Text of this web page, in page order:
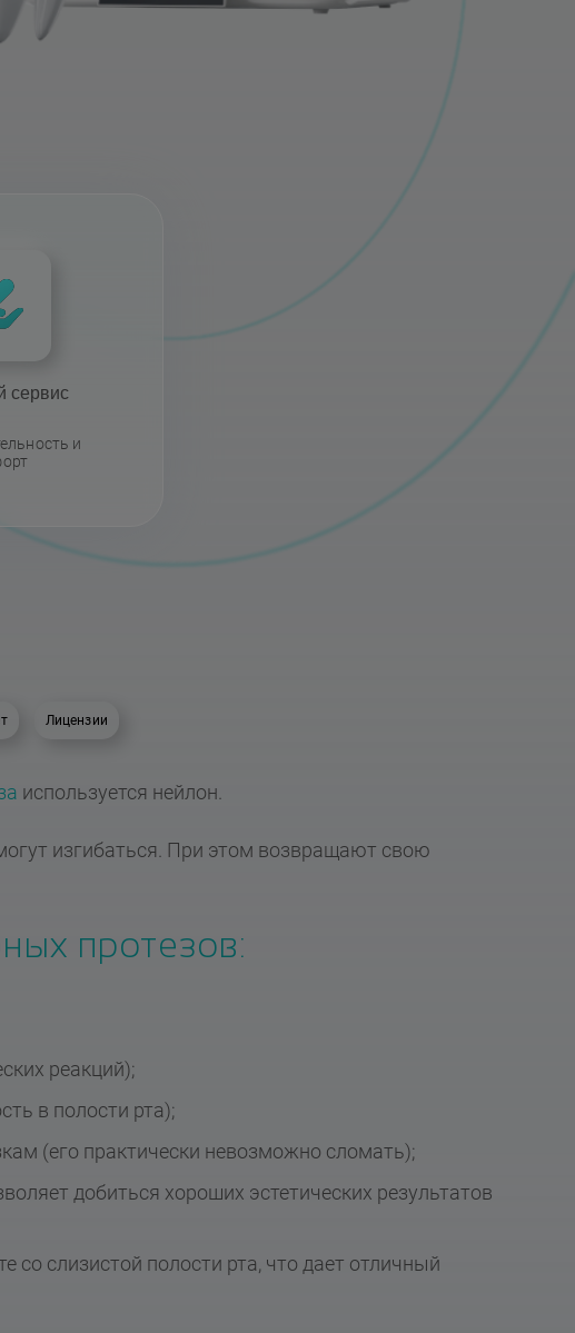
сервис
и
Лицензии
используется нейлон.
изгибаться. При этом возвращают свою
протезов:
реакций);
в полости рта);
(его практически невозможно сломать);
добиться хороших эстетических результатов
со слизистой полости рта, что дает отличный